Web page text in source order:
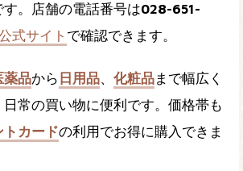
。店舗の電話番号は028-651-
式サイト で確認できます。
薬品から 日用品、 化粧品まで幅広く
常の買い物に便利です。価格帯も
トカードの利用でお得に購入できま